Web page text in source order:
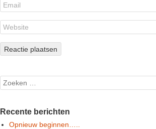
Search
Recente berichten
Opnieuw beginnen…..